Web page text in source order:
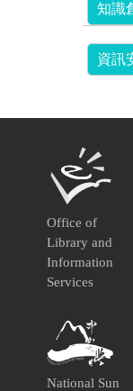
知識
資訊
Office of
Library and
Information
Services
National Sun